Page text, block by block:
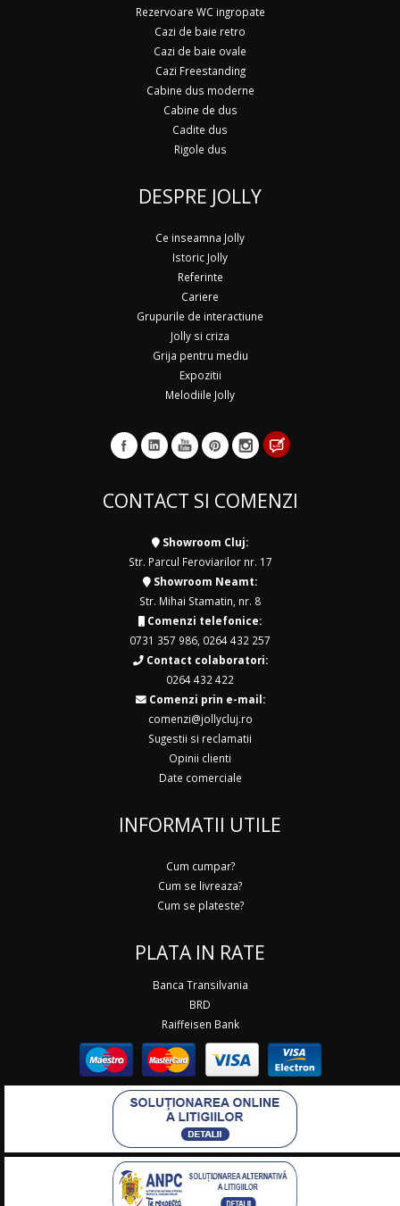
Rezervoare WC ingropate
Cazi de baie retro
Cazi de baie ovale
Cazi Freestanding
Cabine dus moderne
Cabine de dus
Cadite dus
Rigole dus
DESPRE JOLLY
Ce inseamna Jolly
Istoric Jolly
Referinte
Cariere
Grupurile de interactiune
Jolly si criza
Grija pentru mediu
Expozitii
Melodiile Jolly
CONTACT SI COMENZI
Showroom Cluj:
Str. Parcul Feroviarilor nr. 17
Showroom Neamt:
Str. Mihai Stamatin, nr. 8
Comenzi telefonice:
0731 357 986 0264 432 257
Contact colaboratori:
0264 432 422
Comenzi prin e-mail:
comenzi@jollycluj.ro
Sugestii si reclamatii
Opinii clienti
Date comerciale
INFORMATII UTILE
Cum cumpar?
Cum se livreaza?
Cum se plateste?
PLATA IN RATE
Banca Transilvania
BRD
Raiffeisen Bank